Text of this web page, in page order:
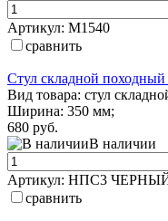
Артикул: М1540
сравнить
Стул складной
Вид товара: стул
Ширина: 350 мм;
680 руб.
В наличии
Артикул: НПС3
сравнить